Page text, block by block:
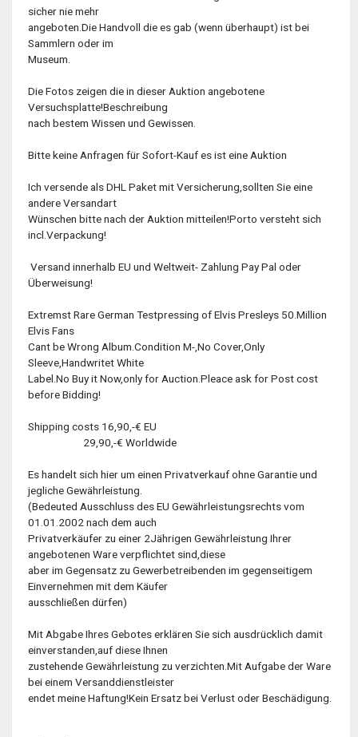
sicher nie mehr
angeboten.Die Handvoll die es gab (wenn überhaupt) ist bei
Sammlern oder im
Museum.
Die Fotos zeigen die in dieser Auktion angebotene
Versuchsplatte!Beschreibung
nach bestem Wissen und Gewissen.
Bitte keine Anfragen für Sofort-Kauf es ist eine Auktion
Ich versende als DHL Paket mit Versicherung,sollten Sie eine
andere Versandart
Wünschen bitte nach der Auktion mitteilen!Porto versteht sich
incl.Verpackung!
Versand innerhalb EU und Weltweit- Zahlung Pay Pal oder
Überweisung!
Extremst Rare German Testpressing of Elvis Presleys 50.Million
Elvis Fans
Cant be Wrong Album.Condition M-,No Cover,Only
Sleeve,Handwritet White
Label.No Buy it Now,only for Auction.Pleace ask for Post cost
before Bidding!
Shipping costs 16,90,-€ EU
29,90,-€ Worldwide
Es handelt sich hier um einen Privatverkauf ohne Garantie und
jegliche Gewährleistung.
(Bedeuted Ausschluss des EU Gewährleistungsrechts vom
01.01.2002 nach dem auch
Privatverkäufer zu einer 2Jährigen Gewährleistung Ihrer
angebotenen Ware verpflichtet sind,diese
aber im Gegensatz zu Gewerbetreibenden im gegenseitigem
Einvernehmen mit dem Käufer
ausschließen dürfen)
Mit Abgabe Ihres Gebotes erklären Sie sich ausdrücklich damit
einverstanden,auf diese Ihnen
zustehende Gewährleistung zu verzichten.Mit Aufgabe der Ware
bei einem Versanddienstleister
endet meine Haftung!Kein Ersatz bei Verlust oder Beschädigung.